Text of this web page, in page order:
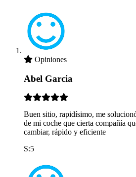
Opiniones
Abel Garcia
Buen sitio, rapidísimo, me
de mi coche que cierta compañía
cambiar, rápido y eficiente
S:5